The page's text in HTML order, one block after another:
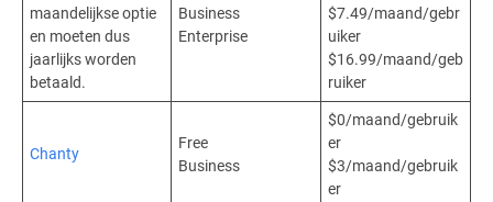
maandelijkse optie
en moeten dus
jaarlijks worden
betaald.
Business
Enterprise
$7.49/maand/gebr
uiker
$16.99/maand/geb
ruiker
Chanty
Free
Business
$0/maand/gebruik
er
$3/maand/gebruik
er